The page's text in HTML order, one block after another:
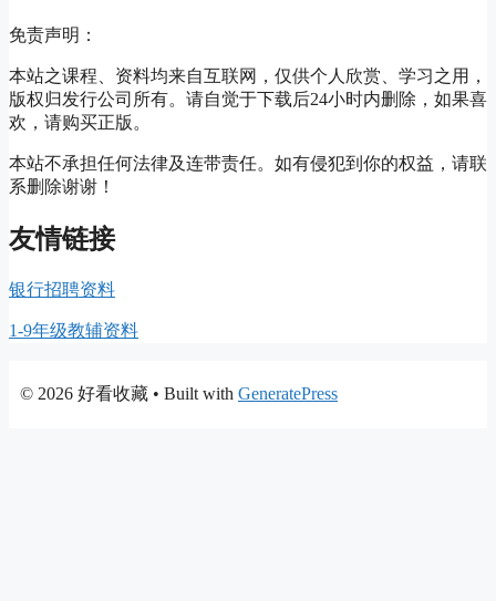
免责声明：
本站之课程、资料均来自互联网，仅供个人欣赏、学习之用，
版权归发行公司所有。请自觉于下载后24小时内删除，如果喜
欢，请购买正版。
本站不承担任何法律及连带责任。如有侵犯到你的权益，请联
系删除谢谢！
友情链接
银行招聘资料
1-9年级教辅资料
© 2026 好看收藏 • Built with GeneratePress